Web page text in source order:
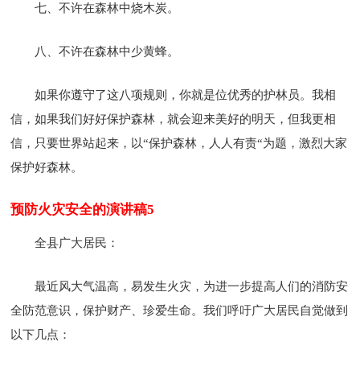
七、不许在森林中烧木炭。
八、不许在森林中少黄蜂。
如果你遵守了这八项规则，你就是位优秀的护林员。我相
信，如果我们好好保护森林，就会迎来美好的明天，但我更相
信，只要世界站起来，以“保护森林，人人有责“为题，激烈大家
保护好森林。
预防火灾安全的演讲稿5
全县广大居民：
最近风大气温高，易发生火灾，为进一步提高人们的消防安
全防范意识，保护财产、珍爱生命。我们呼吁广大居民自觉做到
以下几点：